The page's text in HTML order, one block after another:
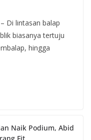
Di lintasan balap
biasanya tertuju
hingga
Naik Podium, Abid